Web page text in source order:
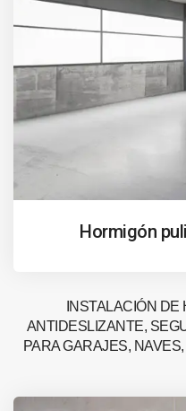
Hormigón
INSTALACIÓN
ANTIDESLIZANTE,
PARA GARAJES,